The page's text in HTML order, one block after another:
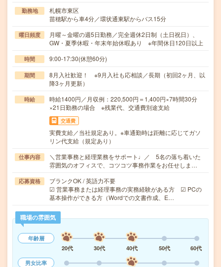
勤務地
札幌市東区
苗穂駅から車4分／環状通東駅からバス15分
曜日頻度
月曜～金曜の週5日勤務／完全週休2日制（土日祝日）、
GW・夏季休暇・年末年始休暇あり ※年間休日120日以上
時間 9:00-17:30(休憩60分)
期間
8月入社歓迎！ ※9月入社も応相談／長期（初回2ヶ月、以
降3ヶ月更新）
時給
時給1400円／月収例：220,500円＝1,400円×7時間30分
×21日勤務の場合 ※残業代、交通費別途支給
交通費
実費支給／当社規定あり。※車通勤時は距離に応じてガソ
リン代支給（規定あり）
仕事内容
＼営業事務と経理業務をサポート♩／ 5名の落ち着いた
雰囲気のオフィスで、コツコツ事務作業をお任せしま…
応募資格
ブランクOK / 英語力不要
☑ 営業事務または経理事務の実務経験がある方 ☑ PCの
基本操作ができる方（Wordでの文書作成、E…
職場の雰囲気
年齢層
20代
30代 40代 50代
60代
男女比率